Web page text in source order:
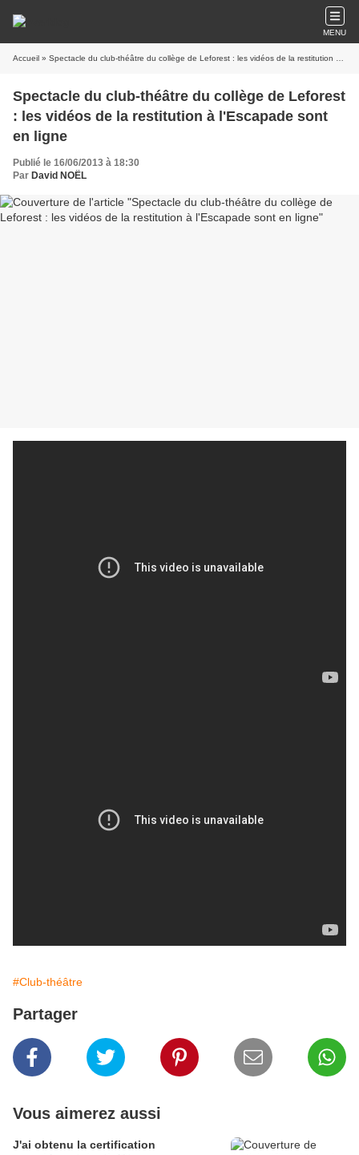
MENU
Accueil » Spectacle du club-théâtre du collège de Leforest : les vidéos de la restitution à l'Escapade sont en ligne
Spectacle du club-théâtre du collège de Leforest
: les vidéos de la restitution à l'Escapade sont
en ligne
Publié le 16/06/2013 à 18:30
Par David NOËL
#Club-théâtre
Partager
Vous aimerez aussi
J'ai obtenu la certification